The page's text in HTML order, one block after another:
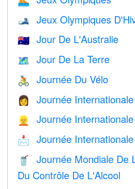
🎿 Jeux Olympiques
🇦🇺 Jour De L'Australie
🗺️ Jour De La Terre
🚴 Journée Du Vélo
👩 Journée
👱 Journée
📩 Journée
🥤
Journée Mondiale De
Du Contrôle De L'Alcool